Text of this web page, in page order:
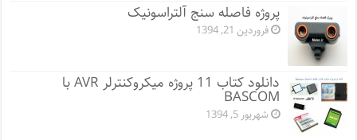
پروژه فاصله سنج آلتراسونیک
فروردین 21, 1394
دانلود کتاب 11 پروژه میکروکنترلر AVR با
BASCOM
شهریور 5, 1394